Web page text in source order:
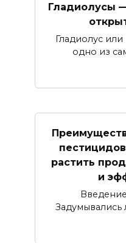
Гладиолусы
Гладиолус
одно из
растить
и
Задумывались